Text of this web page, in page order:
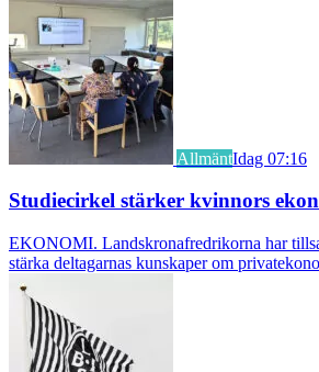
AllmäntIdag 07:16
Studiecirkel stärker kvinnors
EKONOMI. Landskronafredrikorna har
stärka deltagarnas kunskaper om